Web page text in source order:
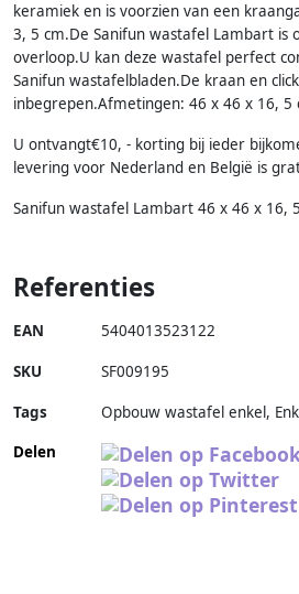
keramiek en is voorzien van een
3, 5 cm.De Sanifun wastafel Lambart is
overloop.U kan deze wastafel perfect
Sanifun wastafelbladen.De kraan en
inbegrepen.Afmetingen: 46 x 46 x 16, 5
U ontvangt€10, - korting bij ieder
levering voor Nederland en België is
Sanifun wastafel Lambart 46 x 46 x 16,
Referenties
EAN 5404013523122
SKU SF009195
Tags
Opbouw wastafel enkel,
Delen